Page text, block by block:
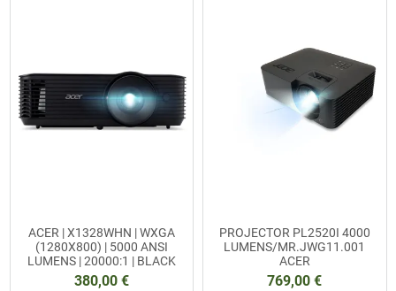
ACER | X1328WHN | WXGA
(1280X800) | 5000 ANSI
LUMENS | 20000:1 | BLACK
380,00 €
PROJECTOR PL2520I 4000
LUMENS/MR.JWG11.001
ACER
769,00 €